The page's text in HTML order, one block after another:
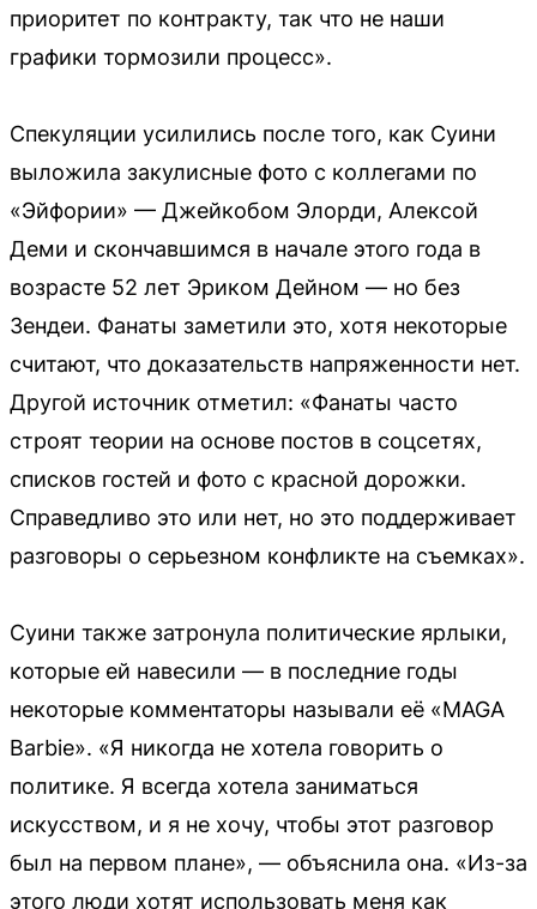
приоритет по контракту, так что не наши
графики тормозили процесс».
Спекуляции усилились после того, как Суини
выложила закулисные фото с коллегами по
«Эйфории» — Джейкобом Элорди, Алексой
Деми и скончавшимся в начале этого года в
возрасте 52 лет Эриком Дейном — но без
Зендеи. Фанаты заметили это, хотя некоторые
считают, что доказательств напряженности нет.
Другой источник отметил: «Фанаты часто
строят теории на основе постов в соцсетях,
списков гостей и фото с красной дорожки.
Справедливо это или нет, но это поддерживает
разговоры о серьезном конфликте на съемках».
Суини также затронула политические ярлыки,
которые ей навесили — в последние годы
некоторые комментаторы называли её «MAGA
Barbie». «Я никогда не хотела говорить о
политике. Я всегда хотела заниматься
искусством, и я не хочу, чтобы этот разговор
был на первом плане», — объяснила она. «Из-за
этого люди хотят использовать меня как